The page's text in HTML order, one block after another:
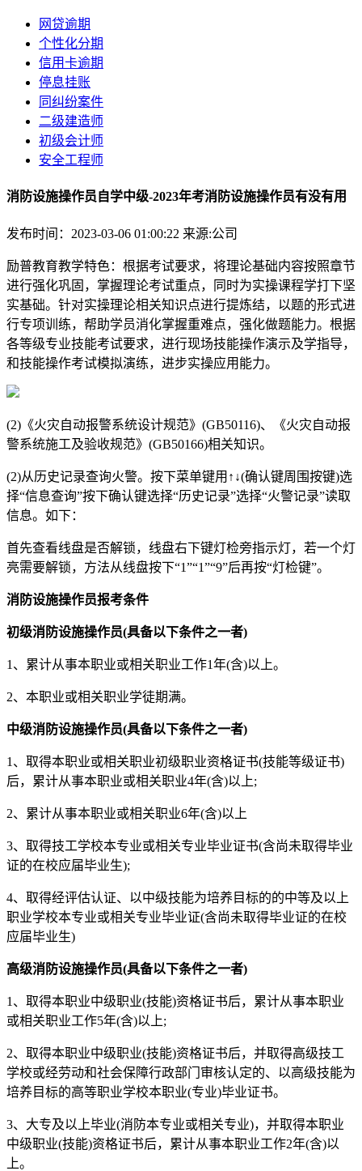
网贷逾期
个性化分期
信用卡逾期
停息挂账
同纠纷案件
二级建造师
初级会计师
安全工程师
消防设施操作员自学中级-2023年考消防设施操作员有没有用
发布时间：2023-03-06 01:00:22 来源:公司
励普教育教学特色：根据考试要求，将理论基础内容按照章节
进行强化巩固，掌握理论考试重点，同时为实操课程学打下坚
实基础。针对实操理论相关知识点进行提炼结，以题的形式进
行专项训练，帮助学员消化掌握重难点，强化做题能力。根据
各等级专业技能考试要求，进行现场技能操作演示及学指导，
和技能操作考试模拟演练，进步实操应用能力。
(2)《火灾自动报警系统设计规范》(GB50116)、《火灾自动报
警系统施工及验收规范》(GB50166)相关知识。
(2)从历史记录查询火警。按下菜单键用↑↓(确认键周围按键)选
择“信息查询”按下确认键选择“历史记录”选择“火警记录”读取
信息。如下：
首先查看线盘是否解锁，线盘右下键灯检旁指示灯，若一个灯
亮需要解锁，方法从线盘按下“1”“1”“9”后再按“灯检键”。
消防设施操作员报考条件
初级消防设施操作员(具备以下条件之一者)
1、累计从事本职业或相关职业工作1年(含)以上。
2、本职业或相关职业学徒期满。
中级消防设施操作员(具备以下条件之一者)
1、取得本职业或相关职业初级职业资格证书(技能等级证书)
后，累计从事本职业或相关职业4年(含)以上;
2、累计从事本职业或相关职业6年(含)以上
3、取得技工学校本专业或相关专业毕业证书(含尚未取得毕业
证的在校应届毕业生);
4、取得经评估认证、以中级技能为培养目标的的中等及以上
职业学校本专业或相关专业毕业证(含尚未取得毕业证的在校
应届毕业生)
高级消防设施操作员(具备以下条件之一者)
1、取得本职业中级职业(技能)资格证书后，累计从事本职业
或相关职业工作5年(含)以上;
2、取得本职业中级职业(技能)资格证书后，并取得高级技工
学校或经劳动和社会保障行政部门审核认定的、以高级技能为
培养目标的高等职业学校本职业(专业)毕业证书。
3、大专及以上毕业(消防本专业或相关专业)，并取得本职业
中级职业(技能)资格证书后，累计从事本职业工作2年(含)以
上。